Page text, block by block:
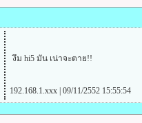
งึม hi5 มัน เน่าจะตาย!!
192.168.1.xxx | 09/11/2552 15:55:54